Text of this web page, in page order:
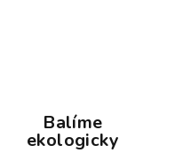
Balíme
ekologicky